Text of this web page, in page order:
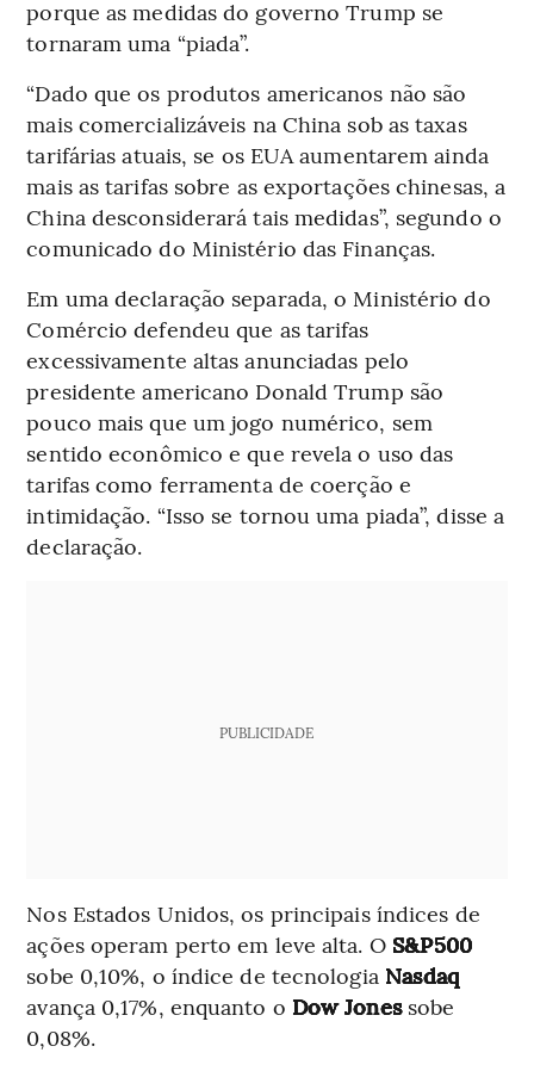
porque as medidas do governo Trump se
tornaram uma “piada”.
“Dado que os produtos americanos não são
mais comercializáveis na China sob as taxas
tarifárias atuais, se os EUA aumentarem ainda
mais as tarifas sobre as exportações chinesas, a
China desconsiderará tais medidas”, segundo o
comunicado do Ministério das Finanças.
Em uma declaração separada, o Ministério do
Comércio defendeu que as tarifas
excessivamente altas anunciadas pelo
presidente americano Donald Trump são
pouco mais que um jogo numérico, sem
sentido econômico e que revela o uso das
tarifas como ferramenta de coerção e
intimidação. “Isso se tornou uma piada”, disse a
declaração.
PUBLICIDADE
Nos Estados Unidos, os principais índices de
ações operam perto em leve alta. O S&P500
sobe 0,10%, o índice de tecnologia Nasdaq
avança 0,17%, enquanto o Dow Jonessobe
0,08%.